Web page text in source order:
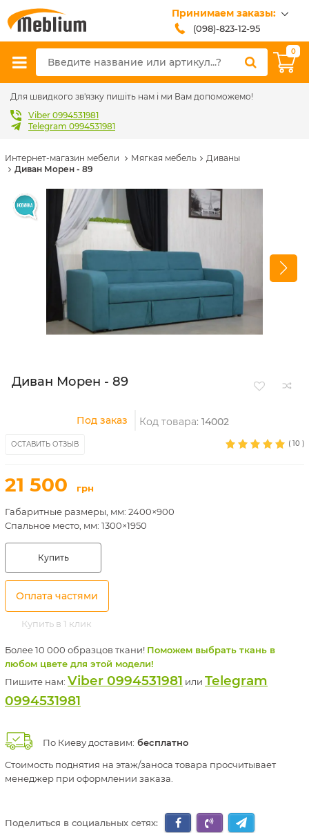
Принимаем заказы:
(098)-823-12-95
(099)-608-42-32
(093)-618-62-02
sales@meblium.com.ua
0
Для швидкого зв'язку пишіть нам і ми Вам допоможемо!
Viber 0994531981
Telegram 0994531981
Интернет-магазин мебели Мягкая мебель
Диваны
Диван Морен - 89
Диван Морен - 89
Под заказ Код товара: 14002
ОСТАВИТЬ ОТЗЫВ ( 10 )
21 500 грн
Габаритные размеры, мм: 2400×900
Спальное место, мм: 1300×1950
Купить
Оплата частями
Купить в 1 клик
Более 10 000 образцов ткани! Поможем выбрать ткань в
любом цвете для этой модели!
Пишите нам: Viber 0994531981 или Telegram
0994531981
По Киеву доставим: бесплатно
Стоимость поднятия на этаж/заноса товара просчитывает
менеджер при оформлении заказа.
Поделиться в социальных сетях: